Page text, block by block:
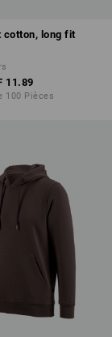
cotton, long fit
11.89
100 Pièces